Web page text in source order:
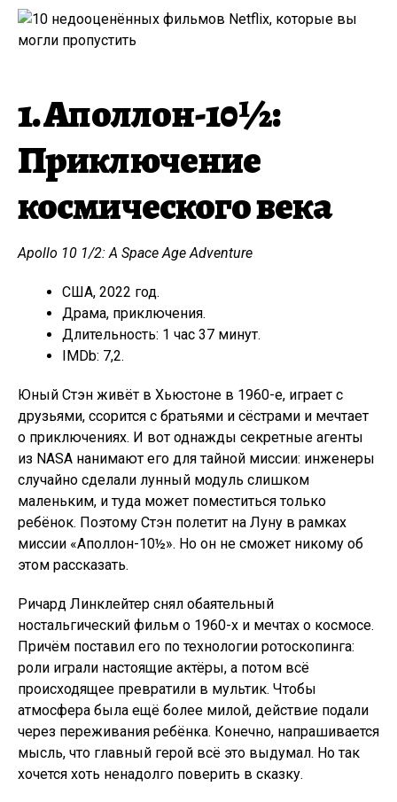
1. Аполлон-10½:
Приключение
космического века
Apollo 10 1/2: A Space Age Adventure
США, 2022 год.
Драма, приключения.
Длительность: 1 час 37 минут.
IMDb: 7,2.
Юный Стэн живёт в Хьюстоне в 1960-е, играет с
друзьями, ссорится с братьями и сёстрами и мечтает
о приключениях. И вот однажды секретные агенты
из NASA нанимают его для тайной миссии: инженеры
случайно сделали лунный модуль слишком
маленьким, и туда может поместиться только
ребёнок. Поэтому Стэн полетит на Луну в рамках
миссии «Аполлон-10½». Но он не сможет никому об
этом рассказать.
Ричард Линклейтер снял обаятельный
ностальгический фильм о 1960-х и мечтах о космосе.
Причём поставил его по технологии ротоскопинга:
роли играли настоящие актёры, а потом всё
происходящее превратили в мультик. Чтобы
атмосфера была ещё более милой, действие подали
через переживания ребёнка. Конечно, напрашивается
мысль, что главный герой всё это выдумал. Но так
хочется хоть ненадолго поверить в сказку.